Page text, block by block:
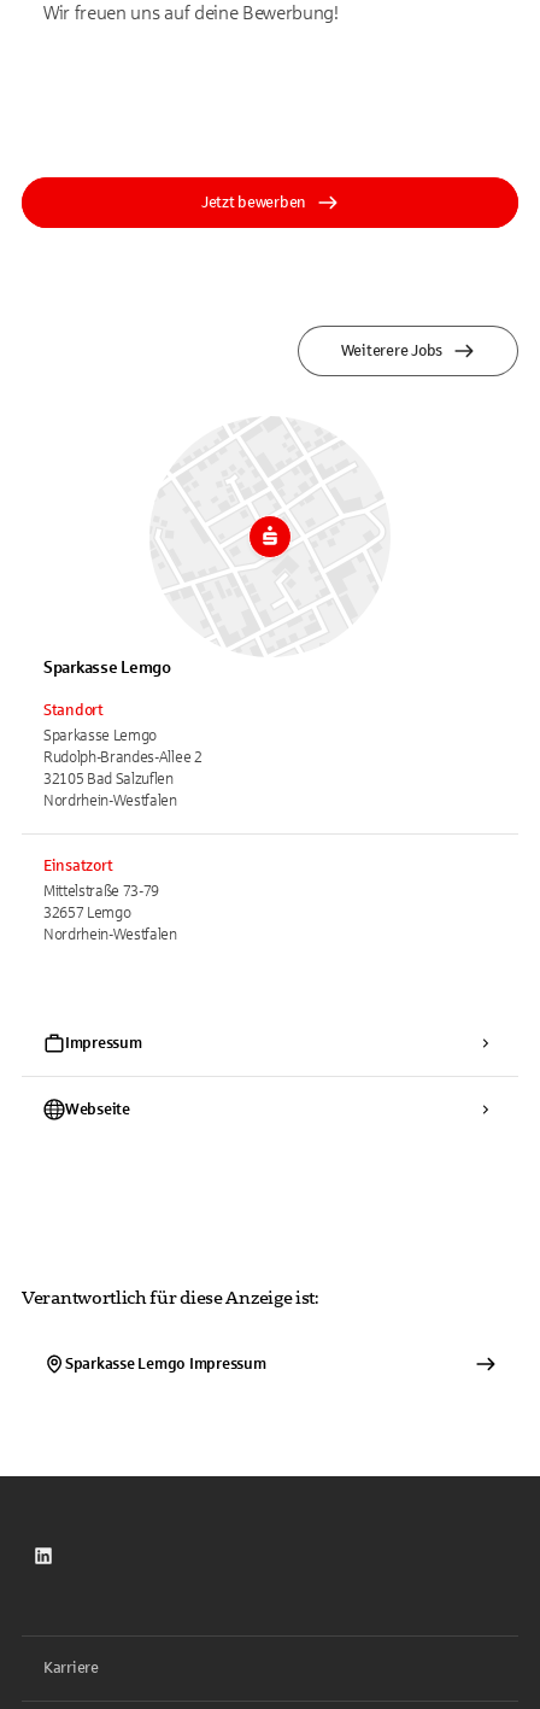
Wir freuen uns auf deine Bewerbung!
Jetzt bewerben
Weiterere Jobs
Sparkasse Lemgo
Standort
Sparkasse Lemgo
Rudolph-Brandes-Allee 2
32105 Bad Salzuflen
Nordrhein-Westfalen
Einsatzort
Mittelstraße 73-79
32657 Lemgo
Nordrhein-Westfalen
Impressum
Webseite
Verantwortlich für diese Anzeige ist:
Sparkasse Lemgo Impressum
LinkedIn
Karriere